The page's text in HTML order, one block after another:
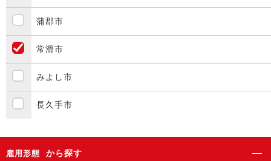
蒲郡市
常滑市
みよし市
長久手市
雇用形態 から探す